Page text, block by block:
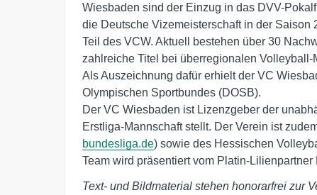
Wiesbaden sind der Einzug in das DVV-
die Deutsche Vizemeisterschaft in der
Teil des VCW. Aktuell bestehen über 30
zahlreiche Titel bei überregionalen
Als Auszeichnung dafür erhielt der VC
Olympischen Sportbundes (DOSB).
Der VC Wiesbaden ist Lizenzgeber der
Erstliga-Mannschaft stellt. Der Verein ist
bundesliga.de) sowie des Hessischen
Team wird präsentiert vom Platin-Lilienpartner
Text- und Bildmaterial stehen honorarfrei zur